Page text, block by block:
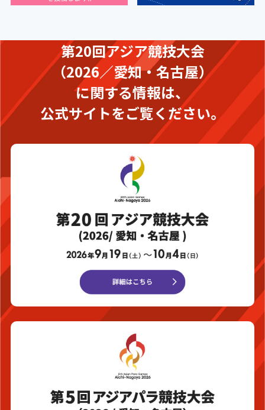
第20回アジア競技大会
（2026／愛知・名古屋）
に関する情報は、
公式サイトをご覧ください。